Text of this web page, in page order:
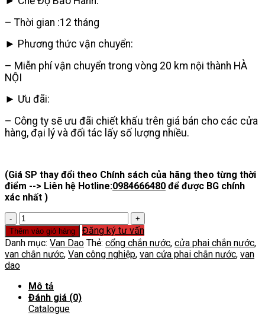
– Thời gian :12 tháng
► Phương thức vận chuyển:
– Miễn phí vận chuyển trong vòng 20 km nội thành HÀ
NỘI
► Ưu đãi:
– Công ty sẽ ưu đãi chiết khấu trên giá bán cho các cửa
hàng, đại lý và đối tác lấy số lượng nhiều.
(Giá SP thay đổi theo Chính sách của hãng theo từng thời
điểm --> Liên hệ Hotline:0984666480 để được BG chính
xác nhất )
Cửa
Phai
Chắn
Nước
số
lượng
Thêm vào giỏ hàng
Đăng ký tư vấn
Danh mục: Van Dao Thẻ: cổng chắn nước, cửa phai chắn nước,
van chắn nước, Van công nghiệp, van cửa phai chắn nước, van
dao
Mô tả
Đánh giá (0)
Catalogue